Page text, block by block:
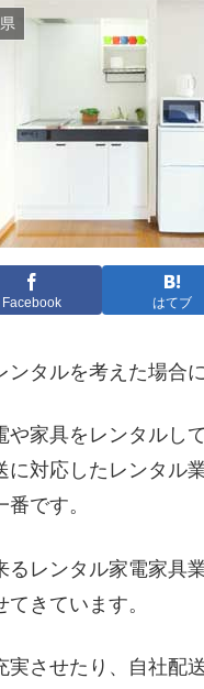
Facebook はてブ
タルを考えた場合
家具をレンタルし
対応したレンタル
です。
レンタル家電家具
きています。
実させたり、自社配